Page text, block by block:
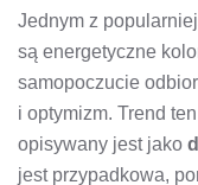
Jednym z
są energetyczne
samopoczucie
i optymizm. Trend
opisywany jest jako
jest przypadkowa,